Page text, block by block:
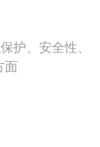
护、安全性、
面